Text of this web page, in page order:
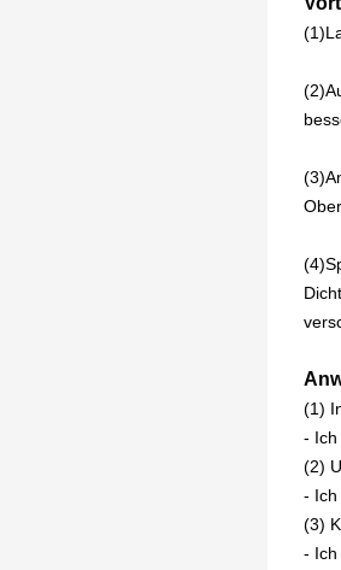
(1)
(2)
(3)
(4)
(1)
- Ich
(2)
- Ich
(3)
- Ich